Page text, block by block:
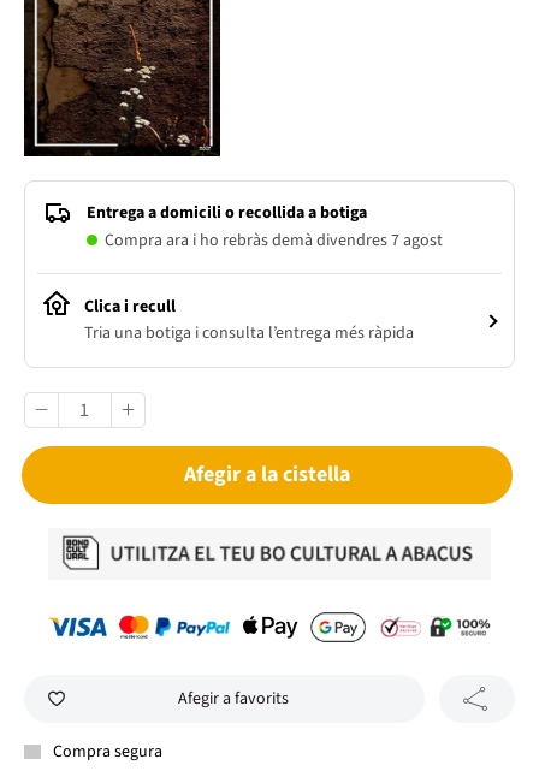
Entrega a domicili o recollida a botiga
Compra ara i ho rebràs demà divendres 7 agost
Clica i recull
Tria una botiga i consulta l’entrega més ràpida
Afegir a la cistella
Afegir a favorits
Compra segura